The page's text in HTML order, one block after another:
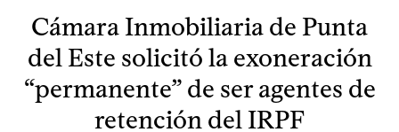
Cámara Inmobiliaria de Punta
del Este solicitó la exoneración
“permanente” de ser agentes de
retención del IRPF